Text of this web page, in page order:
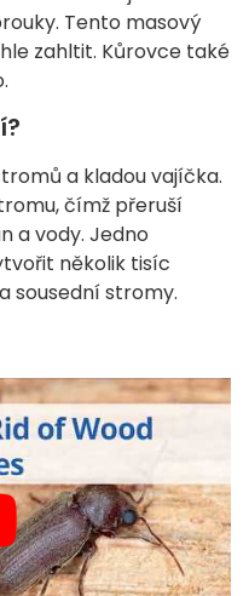
Tento masový
zahltit. Kůrovce také
a kladou vajíčka.
čímž přeruší
a vody. Jedno
několik tisíc
sousední stromy.